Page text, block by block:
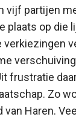
vijf partijen
plaats op die
verkiezingen
frustratie
Zo
Haren.